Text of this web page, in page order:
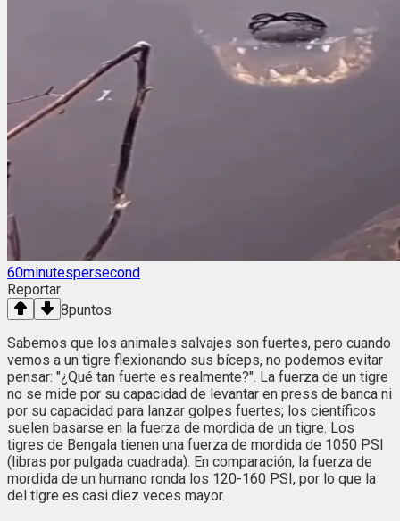
60minutespersecond
Reportar
8puntos
Sabemos que los animales salvajes son fuertes, pero cuando
vemos a un tigre flexionando sus bíceps, no podemos evitar
pensar: "¿Qué tan fuerte es realmente?". La fuerza de un tigre
no se mide por su capacidad de levantar en press de banca ni
por su capacidad para lanzar golpes fuertes; los científicos
suelen basarse en la fuerza de mordida de un tigre. Los
tigres de Bengala tienen una fuerza de mordida de 1050 PSI
(libras por pulgada cuadrada). En comparación, la fuerza de
mordida de un humano ronda los 120-160 PSI, por lo que la
del tigre es casi diez veces mayor.